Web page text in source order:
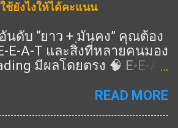
ช้ยังไงให้ได้คะแนน
ดับ “ยาว + มั่นคง” คุณต้อง
E-A-T และสิ่งที่หลายคนมอง
มีผลโดยตรง 🧠 E-E-A-
(ความเชี่ยวชาญ)
READ MORE